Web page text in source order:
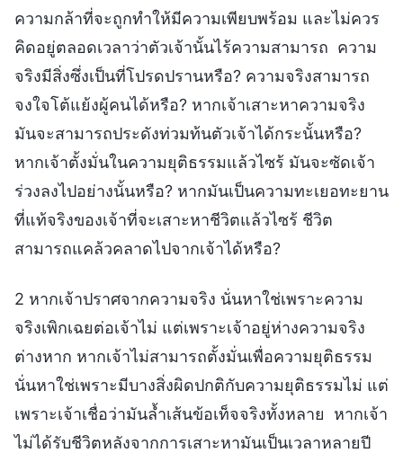
ความกล้าที่จะถูกทำให้มีความเพียบพร้อม และไม่ควร
คิดอยู่ตลอดเวลาว่าตัวเจ้านั้นไร้ความสามารถ ความ
จริงมีสิ่งซึ่งเป็นที่โปรดปรานหรือ? ความจริงสามารถ
จงใจโต้แย้งผู้คนได้หรือ? หากเจ้าเสาะหาความจริง
มันจะสามารถประดังท่วมท้นตัวเจ้าได้กระนั้นหรือ?
หากเจ้าตั้งมั่นในความยุติธรรมแล้วไซร้ มันจะซัดเจ้า
ร่วงลงไปอย่างนั้นหรือ? หากมันเป็นความทะเยอทะยาน
ที่แท้จริงของเจ้าที่จะเสาะหาชีวิตแล้วไซร้ ชีวิต
สามารถแคล้วคลาดไปจากเจ้าได้หรือ?
2 หากเจ้าปราศจากความจริง นั่นหาใช่เพราะความ
จริงเพิกเฉยต่อเจ้าไม่ แต่เพราะเจ้าอยู่ห่างความจริง
ต่างหาก หากเจ้าไม่สามารถตั้งมั่นเพื่อความยุติธรรม
นั่นหาใช่เพราะมีบางสิ่งผิดปกติกับความยุติธรรมไม่ แต่
เพราะเจ้าเชื่อว่ามันล้ำเส้นข้อเท็จจริงทั้งหลาย หากเจ้า
ไม่ได้รับชีวิตหลังจากการเสาะหามันเป็นเวลาหลายปี